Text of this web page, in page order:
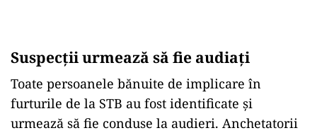
Suspecții urmează să fie audiați
Toate persoanele bănuite de implicare în
furturile de la STB au fost identificate și
urmează să fie conduse la audieri. Anchetatorii